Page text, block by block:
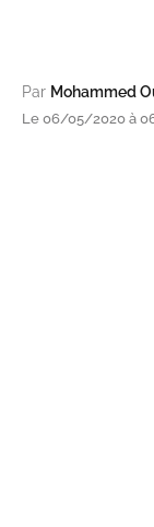
Par Mohammed
Le 06/05/2020 à